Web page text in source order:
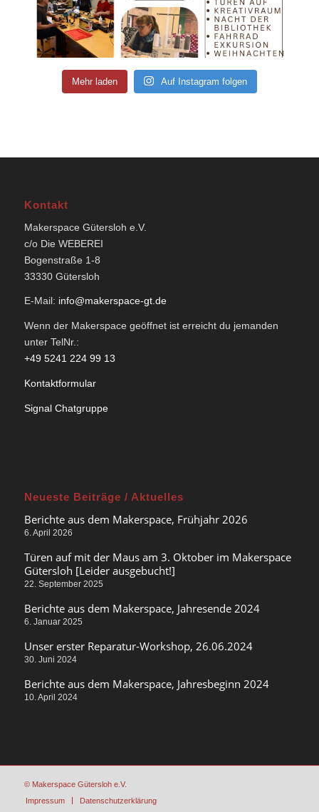
Mehr laden Auf Instagram folgen
Kontakt
Makerspace Gütersloh e.V.
c/o Die WEBEREI
Bogenstraße 1-8
33330 Gütersloh
E-Mail: info@makerspace-gt.de
Wenn der Makerspace geöffnet ist erreicht du jemanden
unter TelNr.:
+49 5241 224 99 13
Kontaktformular
Signal Chatgruppe
Neueste Beiträge / Aktuelles
Berichte aus dem Makerspace, Frühjahr 2026
6. April 2026
Türen auf mit der Maus am 3. Oktober im Makerspace
Gütersloh [Leider ausgebucht!]
22. September 2025
Berichte aus dem Makerspace, Jahresende 2024
6. Januar 2025
Unser erster Reparatur-Workshop, 26.06.2024
30. Juni 2024
Berichte aus dem Makerspace, Jahresbeginn 2024
10. April 2024
© Makerspace Gütersloh e.V.
Impressum
Datenschutzerklärung